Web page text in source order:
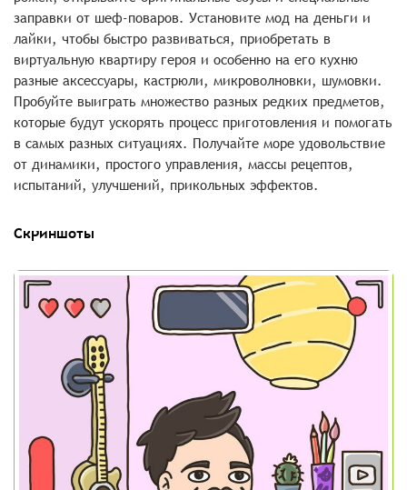
заправки от шеф-поваров. Установите мод на деньги и
лайки, чтобы быстро развиваться, приобретать в
виртуальную квартиру героя и особенно на его кухню
разные аксессуары, кастрюли, микроволновки, шумовки.
Пробуйте выиграть множество разных редких предметов,
которые будут ускорять процесс приготовления и помогать
в самых разных ситуациях. Получайте море удовольствие
от динамики, простого управления, массы рецептов,
испытаний, улучшений, прикольных эффектов.
Скриншоты